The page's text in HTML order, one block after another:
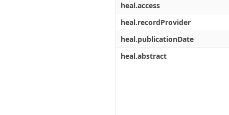
heal.access
heal.recordProvider
heal.publicationDate
heal.abstract